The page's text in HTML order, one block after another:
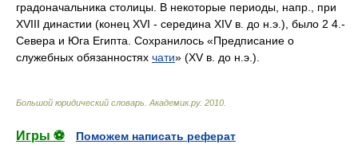
градоначальника столицы. В некоторые периоды, напр., при
XVIII династии (конец XVI - середина XIV в. до н.э.), было 2 4.-
Севера и Юга Египта. Сохранилось «Предписание о
служебных обязанностях чати» (XV в. до н.э.).
Большой юридический словарь Академик.ру. 2010
Игры ⚽
Поможем написать реферат